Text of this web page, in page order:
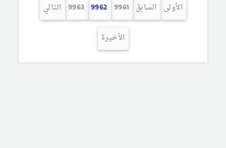
الأولى السابق 9961
9962
9963 التالي
الأخيرة